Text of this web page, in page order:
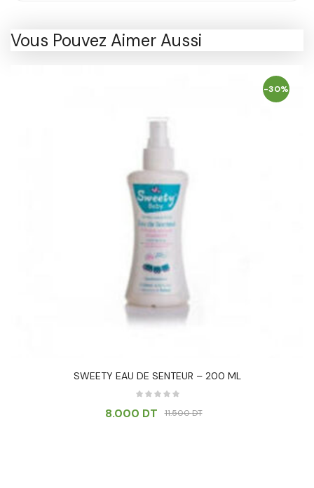
Vous Pouvez Aimer Aussi
-30%
SWEETY EAU DE SENTEUR – 200 ML
11.500DT
8.000 DT